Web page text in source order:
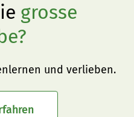
grosse
und verlieben.